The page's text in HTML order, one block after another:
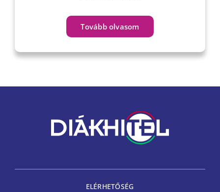
Tovább olvasom
ELÉRHETŐSÉG